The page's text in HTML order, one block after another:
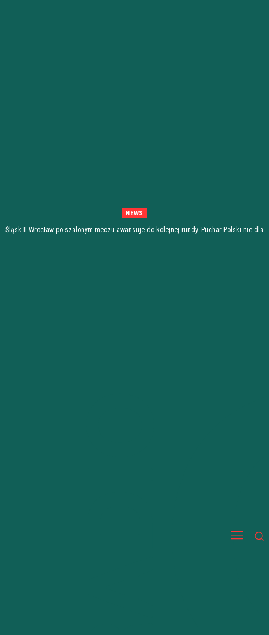
NEWS
Śląsk II Wrocław po szalonym meczu awansuje do kolejnej rundy. Puchar Polski nie dla